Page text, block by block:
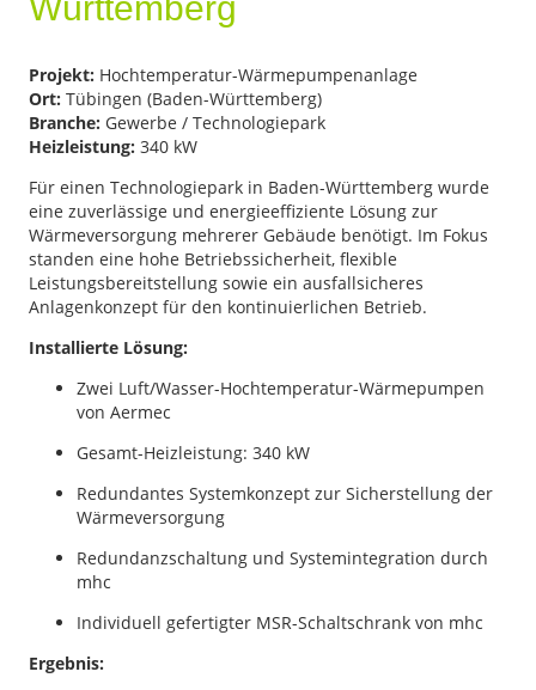
Projekt: Hochtemperatur-Wärmepumpenanlage
Ort: Tübingen (Baden-Württemberg)
Branche: Gewerbe / Technologiepark
Heizleistung: 340 kW
Für einen Technologiepark in Baden-Württemberg wurde
eine zuverlässige und energieeffiziente Lösung zur
Wärmeversorgung mehrerer Gebäude benötigt. Im Fokus
standen eine hohe Betriebssicherheit, flexible
Leistungsbereitstellung sowie ein ausfallsicheres
Anlagenkonzept für den kontinuierlichen Betrieb.
Installierte Lösung:
Zwei Luft/Wasser-Hochtemperatur-Wärmepumpen
von Aermec
Gesamt-Heizleistung: 340 kW
Redundantes Systemkonzept zur Sicherstellung der
Wärmeversorgung
Redundanzschaltung und Systemintegration durch
mhc
Individuell gefertigter MSR-Schaltschrank von mhc
Ergebnis: